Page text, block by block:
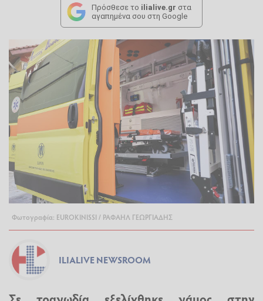
Πρόσθεσε το ilialive.gr στα
αγαπημένα σου στη Google
Φωτογραφία: EUROKINISSI / ΡΑΦΑΗΛ ΓΕΩΡΓΙΑΔΗΣ
ILIALIVE NEWSROOM